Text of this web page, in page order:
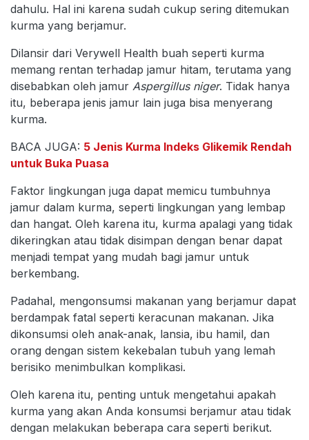
dahulu. Hal ini karena sudah cukup sering ditemukan
kurma yang berjamur.
Dilansir dari Verywell Health buah seperti kurma
memang rentan terhadap jamur hitam, terutama yang
disebabkan oleh jamur Aspergillus niger. Tidak hanya
itu, beberapa jenis jamur lain juga bisa menyerang
kurma.
BACA JUGA: 5 Jenis Kurma Indeks Glikemik Rendah
untuk Buka Puasa
Faktor lingkungan juga dapat memicu tumbuhnya
jamur dalam kurma, seperti lingkungan yang lembap
dan hangat. Oleh karena itu, kurma apalagi yang tidak
dikeringkan atau tidak disimpan dengan benar dapat
menjadi tempat yang mudah bagi jamur untuk
berkembang.
Padahal, mengonsumsi makanan yang berjamur dapat
berdampak fatal seperti keracunan makanan. Jika
dikonsumsi oleh anak-anak, lansia, ibu hamil, dan
orang dengan sistem kekebalan tubuh yang lemah
berisiko menimbulkan komplikasi.
Oleh karena itu, penting untuk mengetahui apakah
kurma yang akan Anda konsumsi berjamur atau tidak
dengan melakukan beberapa cara seperti berikut.